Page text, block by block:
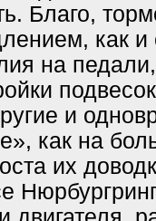
Благо,
как и
на
и
как на
их